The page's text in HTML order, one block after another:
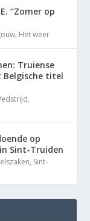
“Zomer op
, Het weer
Truiense
Belgische titel
,
op
Sint-Truiden
, Sint-